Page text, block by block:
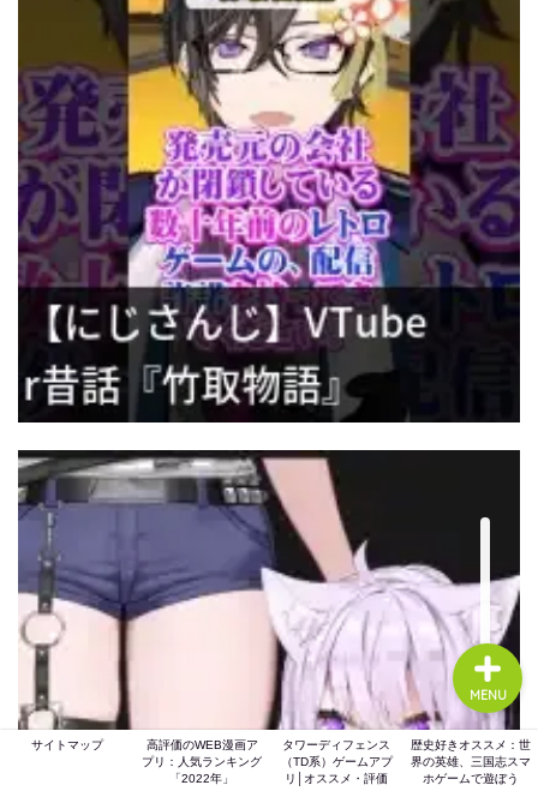
サイトマップ
高評価のWEB漫画ア
プリ：人気ランキング
「2022年」
タワーディフェンス
（TD系）ゲームアプ
リ│オススメ・評価
歴史好きオススメ：世
界の英雄、三国志スマ
ホゲームで遊ぼう
MENU
ゲーム評価
ガジェット
comic